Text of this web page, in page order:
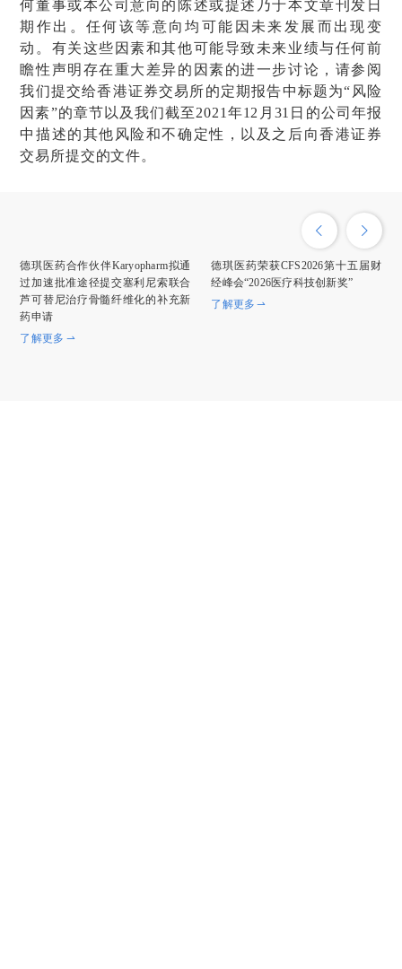
何董事或本公司意向的陈述或提述乃于本文章刊发日
期作出。任何该等意向均可能因未来发展而出现变
动。有关这些因素和其他可能导致未来业绩与任何前
瞻性声明存在重大差异的因素的进一步讨论，请参阅
我们提交给香港证券交易所的定期报告中标题为“风险
因素”的章节以及我们截至2021年12月31日的公司年报
中描述的其他风险和不确定性，以及之后向香港证券
交易所提交的文件。
德琪医药合作伙伴Karyopharm拟通
过加速批准途径提交塞利尼索联合
芦可替尼治疗骨髓纤维化的补充新
药申请
了解更多
德琪医药荣获CFS2026第十五届财
经峰会“2026医疗科技创新奖”
了解更多